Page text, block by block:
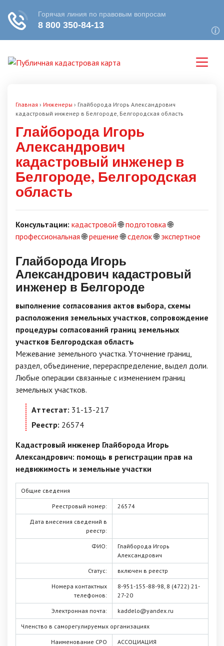
Главная › Инженеры › Глайборода Игорь Александрович
кадастровый инженер в Белгороде, Белгородская область
Глайборода Игорь
Александрович
кадастровый инженер в
Белгороде, Белгородская
область
Консультации: кадастровой🌐подготовка🌐
профессиональная🌐решение🌐сделок🌐экспертное
Глайборода Игорь
Александрович кадастровый
инженер в Белгороде
выполнение согласования актов выбора, схемы
расположения земельных участков, сопровождение
процедуры согласований границ земельных
участков Белгородская область
Межевание земельного участка. Уточнение границ,
раздел, объединение, перераспределение, выдел доли.
Любые операции связанные с изменением границ
земельных участков.
Аттестат: 31-13-217
Реестр: 26574
Кадастровый инженер Глайборода Игорь
Александрович: помощь в регистрации прав на
недвижимость и земельные участки
Общие сведения
Реестровый номер: 26574
Дата внесения сведений в
реестр:
ФИО:
Глайборода Игорь
Александрович
Статус: включен в реестр
Номера контактных
телефонов:
8-951-155-88-98, 8 (4722) 21-
27-20
Электронная почта: kaddelo@yandex.ru
Членство в саморегулируемых организациях
Наименование СРО
АССОЦИАЦИЯ